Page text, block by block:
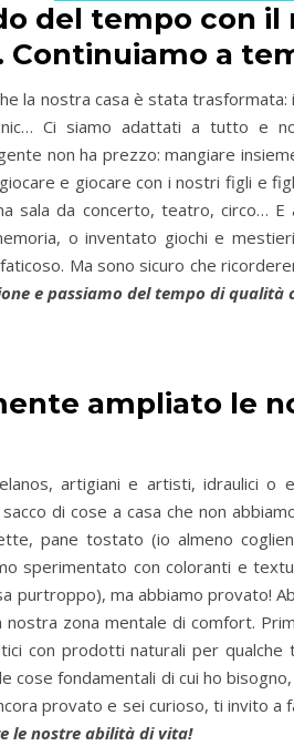
del tempo con
Continuiamo a
la nostra casa è stata trasformata:
Ci siamo adattati a tutto e
non ha prezzo: mangiare
e giocare con i nostri figli e
sala da concerto, teatro, circo… E
o inventato giochi e
Ma sono sicuro che
e passiamo del tempo di qualità
ampliato le
artigiani e artisti, idraulici o
di cose a casa che non
pane tostato (io almeno
sperimentato con coloranti e
purtroppo), ma abbiamo provato!
nostra zona mentale di comfort.
con prodotti naturali per qualche
fondamentali di cui ho
provato e sei curioso, ti invito a
le nostre abilità di vita!